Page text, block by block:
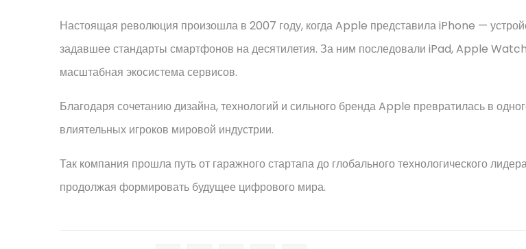
Настоящая революция произошла в 2007 году, когда Apple представила iPhone —
задавшее стандарты смартфонов на десятилетия. За ним последовали iPad, Apple
масштабная экосистема сервисов.
Благодаря сочетанию дизайна, технологий и сильного бренда Apple превратилась в
влиятельных игроков мировой индустрии.
Так компания прошла путь от гаражного стартапа до глобального технологического
продолжая формировать будущее цифрового мира.